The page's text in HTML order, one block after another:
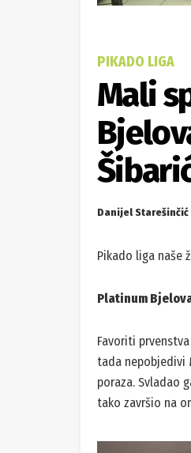
PIKADO LIGA
Mali
Danijel Starešinčić
Pikado liga naše
Platinum
Favoriti
tada nepobjedivi
poraza. Svladao
tako završio na